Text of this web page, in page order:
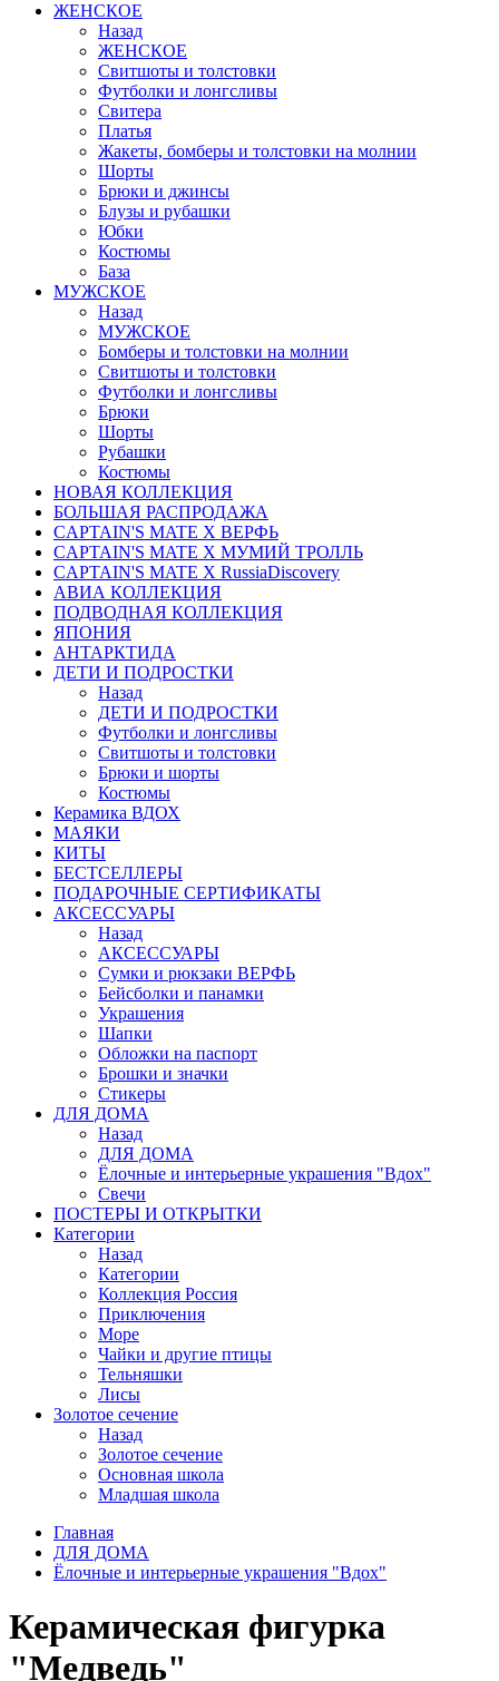
ЖЕНСКОЕ
Назад
ЖЕНСКОЕ
Свитшоты и толстовки
Футболки и лонгсливы
Свитера
Платья
Жакеты, бомберы и толстовки на молнии
Шорты
Брюки и джинсы
Блузы и рубашки
Юбки
Костюмы
База
МУЖСКОЕ
Назад
МУЖСКОЕ
Бомберы и толстовки на молнии
Свитшоты и толстовки
Футболки и лонгсливы
Брюки
Шорты
Рубашки
Костюмы
НОВАЯ КОЛЛЕКЦИЯ
БОЛЬШАЯ РАСПРОДАЖА
CAPTAIN'S MATE X ВЕРФЬ
CAPTAIN'S MATE Х МУМИЙ ТРОЛЛЬ
CAPTAIN'S MATE X RussiaDiscovery
АВИА КОЛЛЕКЦИЯ
ПОДВОДНАЯ КОЛЛЕКЦИЯ
ЯПОНИЯ
АНТАРКТИДА
ДЕТИ И ПОДРОСТКИ
Назад
ДЕТИ И ПОДРОСТКИ
Футболки и лонгсливы
Свитшоты и толстовки
Брюки и шорты
Костюмы
Керамика ВДОХ
МАЯКИ
КИТЫ
БЕСТСЕЛЛЕРЫ
ПОДАРОЧНЫЕ СЕРТИФИКАТЫ
АКСЕССУАРЫ
Назад
АКСЕССУАРЫ
Сумки и рюкзаки ВЕРФЬ
Бейсболки и панамки
Украшения
Шапки
Обложки на паспорт
Брошки и значки
Стикеры
ДЛЯ ДОМА
Назад
ДЛЯ ДОМА
Ёлочные и интерьерные украшения "Вдох"
Свечи
ПОСТЕРЫ И ОТКРЫТКИ
Категории
Назад
Категории
Коллекция Россия
Приключения
Море
Чайки и другие птицы
Тельняшки
Лисы
Золотое сечение
Назад
Золотое сечение
Основная школа
Младшая школа
Главная
ДЛЯ ДОМА
Ёлочные и интерьерные украшения "Вдох"
Керамическая фигурка
"Медведь"